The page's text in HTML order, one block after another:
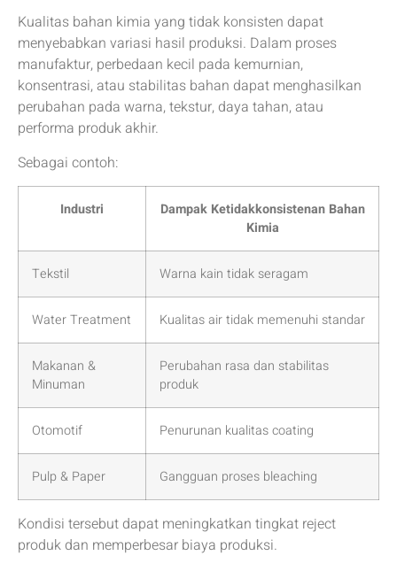
Kualitas bahan kimia yang tidak konsisten dapat
menyebabkan variasi hasil produksi. Dalam proses
manufaktur, perbedaan kecil pada kemurnian,
konsentrasi, atau stabilitas bahan dapat menghasilkan
perubahan pada warna, tekstur, daya tahan, atau
performa produk akhir.
Sebagai contoh:
Industri
Dampak Ketidakkonsistenan Bahan
Kimia
Tekstil Warna kain tidak seragam
Water Treatment Kualitas air tidak memenuhi standar
Makanan &
Minuman
Perubahan rasa dan stabilitas
produk
Otomotif Penurunan kualitas coating
Pulp & Paper Gangguan proses bleaching
Kondisi tersebut dapat meningkatkan tingkat reject
produk dan memperbesar biaya produksi.